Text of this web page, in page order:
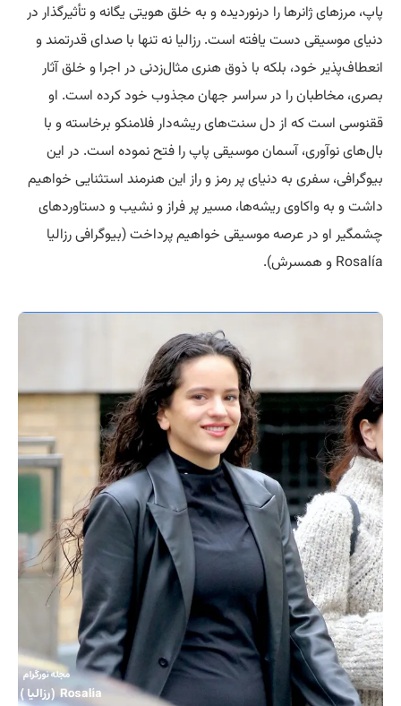
پاپ، مرزهای ژانرها را درنوردیده و به خلق هویتی یگانه و تأثیرگذار در
دنیای موسیقی دست یافته است. رزالیا نه تنها با صدای قدرتمند و
انعطاف‌پذیر خود، بلکه با ذوق هنری مثال‌زدنی در اجرا و خلق آثار
بصری، مخاطبان را در سراسر جهان مجذوب خود کرده است. او
ققنوسی است که از دل سنت‌های ریشه‌دار فلامنکو برخاسته و با
بال‌های نوآوری، آسمان موسیقی پاپ را فتح نموده است. در این
بیوگرافی، سفری به دنیای پر رمز و راز این هنرمند استثنایی خواهیم
داشت و به واکاوی ریشه‌ها، مسیر پر فراز و نشیب و دستاوردهای
چشمگیر او در عرصه موسیقی خواهیم پرداخت (بیوگرافی رزالیا
Rosalía و همسرش).